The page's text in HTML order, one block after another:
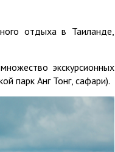
отдыха в Таиланде,
экскурсионных
парк Анг Тонг, сафари).